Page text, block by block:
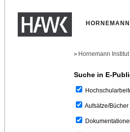
> Hornemann Institut
Suche in E-
Aufsätze/Bücher